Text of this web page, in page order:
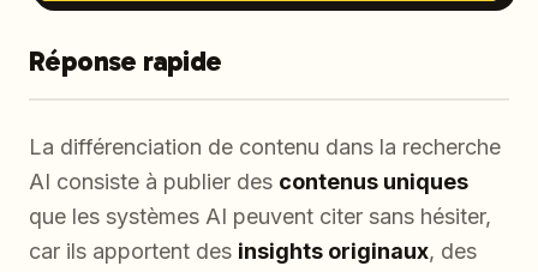
Réponse rapide
La différenciation de contenu dans la recherche
AI consiste à publier des contenus uniques
que les systèmes AI peuvent citer sans hésiter,
car ils apportent des insights originaux, des